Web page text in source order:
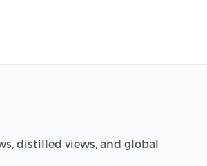
distilled views, and global